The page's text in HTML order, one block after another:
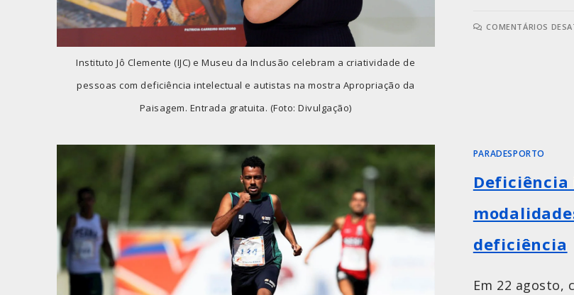
Instituto Jô Clemente (IJC) e Museu da Inclusão celebram a criatividade de
pessoas com deficiência intelectual e autistas na mostra Apropriação da
Paisagem. Entrada gratuita. (Foto: Divulgação)
COMENTÁRIOS
PARADESPORTO
Deficiência
deficiência
Em 22 agosto,